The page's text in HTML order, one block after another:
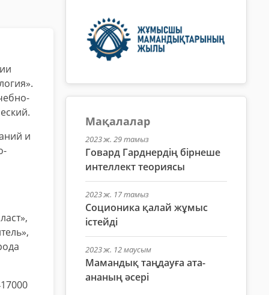
и
Мақалалар
2023 ж. 29 тамыз
Говард Гарднердің бірнеше
интеллект теориясы
2023 ж. 17 тамыз
Соционика қалай жұмыс
істейді
2023 ж. 12 маусым
Мамандық таңдауға ата-
ананың әсері